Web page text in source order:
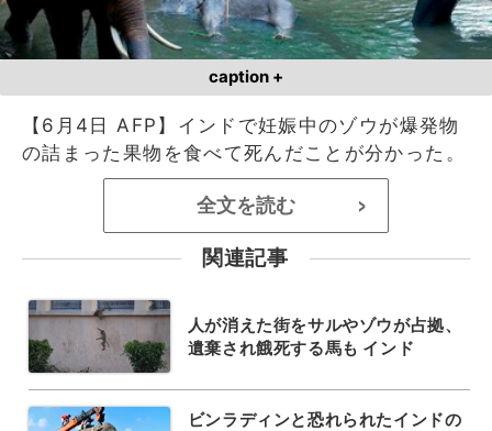
caption +
【6月4日 AFP】インドで妊娠中のゾウが爆発物
の詰まった果物を食べて死んだことが分かった。
全文を読む >
関連記事
人が消えた街をサルやゾウが占拠、
遺棄され餓死する馬も インド
ビンラディンと恐れられたインドの